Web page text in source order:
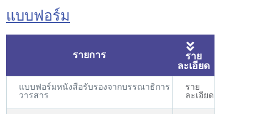
แบบฟอร์ม
รายการ
ราย
ละเอียด
แบบฟอร์มหนังสือรับรองจากบรรณาธิการ
วารสาร
ราย
ละเอียด